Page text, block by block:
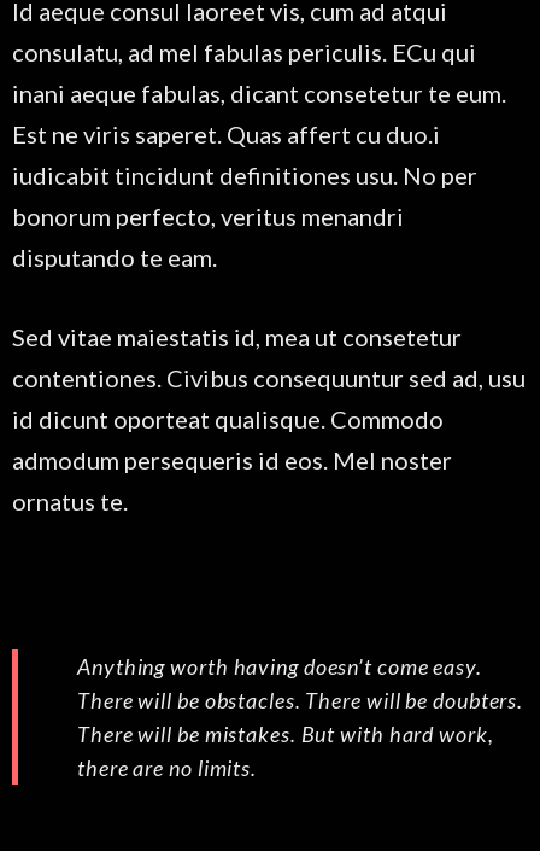
Id aeque consul laoreet vis, cum ad atqui
consulatu, ad mel fabulas periculis. ECu qui
inani aeque fabulas, dicant consetetur te eum.
Est ne viris saperet. Quas affert cu duo.i
iudicabit tincidunt definitiones usu. No per
bonorum perfecto, veritus menandri
disputando te eam.
Sed vitae maiestatis id, mea ut consetetur
contentiones. Civibus consequuntur sed ad, usu
id dicunt oporteat qualisque. Commodo
admodum persequeris id eos. Mel noster
ornatus te.
Anything worth having doesn’t come easy.
There will be obstacles. There will be doubters.
There will be mistakes. But with hard work,
there are no limits.